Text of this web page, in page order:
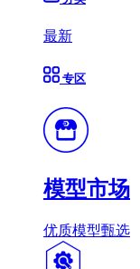
最新
专区
模型市场
优质模型甄选